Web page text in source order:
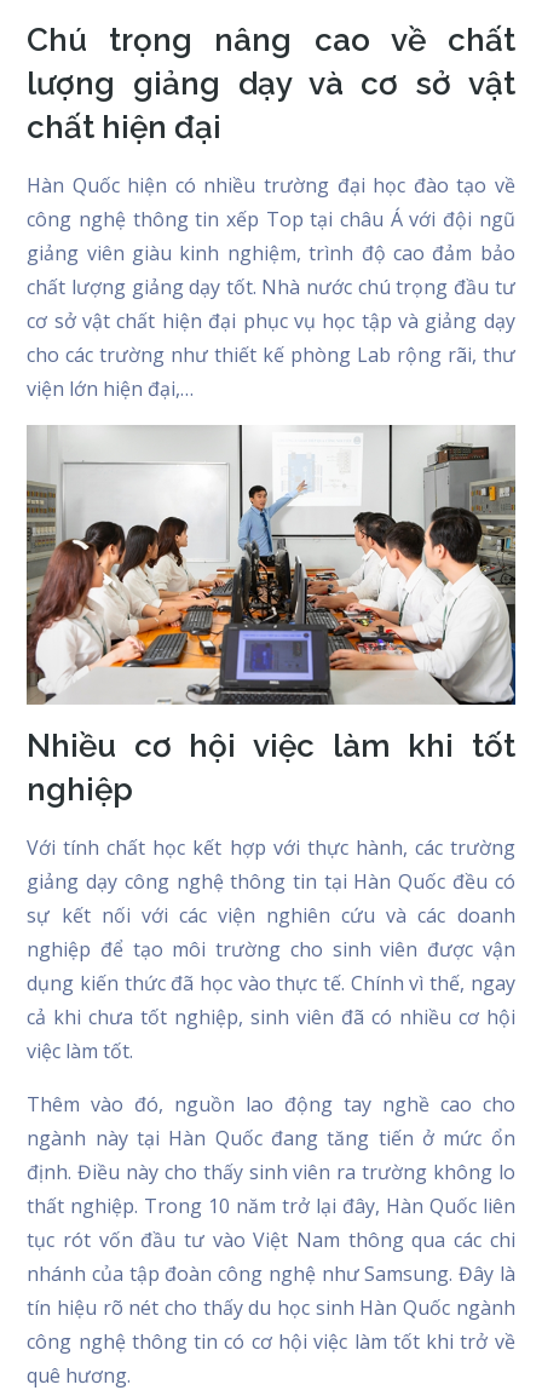
Chú trọng nâng cao về chất
lượng giảng dạy và cơ sở vật
chất hiện đại
Hàn Quốc hiện có nhiều trường đại học đào tạo về
công nghệ thông tin xếp Top tại châu Á với đội ngũ
giảng viên giàu kinh nghiệm, trình độ cao đảm bảo
chất lượng giảng dạy tốt. Nhà nước chú trọng đầu tư
cơ sở vật chất hiện đại phục vụ học tập và giảng dạy
cho các trường như thiết kế phòng Lab rộng rãi, thư
viện lớn hiện đại,…
Nhiều cơ hội việc làm khi tốt
nghiệp
Với tính chất học kết hợp với thực hành, các trường
giảng dạy công nghệ thông tin tại Hàn Quốc đều có
sự kết nối với các viện nghiên cứu và các doanh
nghiệp để tạo môi trường cho sinh viên được vận
dụng kiến thức đã học vào thực tế. Chính vì thế, ngay
cả khi chưa tốt nghiệp, sinh viên đã có nhiều cơ hội
việc làm tốt.
Thêm vào đó, nguồn lao động tay nghề cao cho
ngành này tại Hàn Quốc đang tăng tiến ở mức ổn
định. Điều này cho thấy sinh viên ra trường không lo
thất nghiệp. Trong 10 năm trở lại đây, Hàn Quốc liên
tục rót vốn đầu tư vào Việt Nam thông qua các chi
nhánh của tập đoàn công nghệ như Samsung. Đây là
tín hiệu rõ nét cho thấy du học sinh Hàn Quốc ngành
công nghệ thông tin có cơ hội việc làm tốt khi trở về
quê hương.